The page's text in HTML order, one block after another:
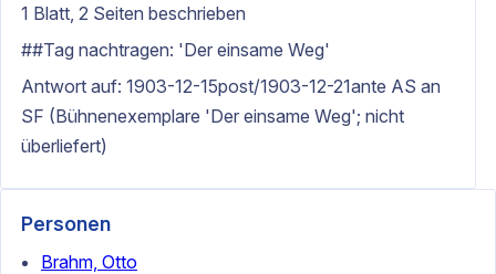
1 Blatt, 2 Seiten beschrieben
##Tag nachtragen: 'Der einsame Weg'
Antwort auf: 1903-12-15post/1903-12-21ante AS an
SF (Bühnenexemplare 'Der einsame Weg'; nicht
überliefert)
Personen
Brahm, Otto